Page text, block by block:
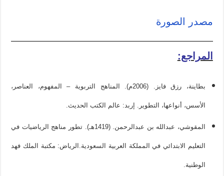
مصدر الصورة
المراجع:
بطاينة، رزق فايز. (2006م). المناهج التربوية – المفهوم، العناصر،
الأسس، أنواعها، التطوير. إربد: عالم الكتب الحديث.
المقوشي، عبدالله بن عبدالرحمن. (1419هـ). تطور مناهج الرياضيات في
التعليم الابتدائي في المملكة العربية السعودية.الرياض: مكتبة الملك فهد
الوطنية.